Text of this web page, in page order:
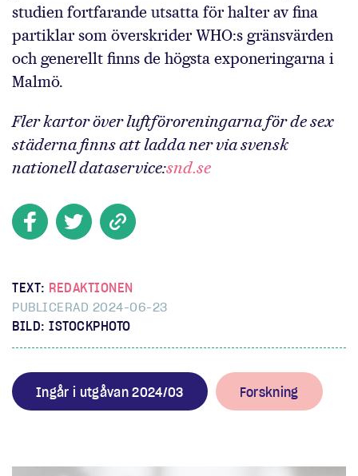
studien fortfarande utsatta för halter av fina
partiklar som överskrider WHO:s gränsvärden
och generellt finns de högsta exponeringarna i
Malmö.
Fler kartor över luftföroreningarna för de sex
städerna finns att ladda ner via svensk
nationell dataservice:snd.se
TEXT: REDAKTIONEN
PUBLICERAD 2024-06-23
BILD: ISTOCKPHOTO
Ingår i utgåvan 2024/03 Forskning